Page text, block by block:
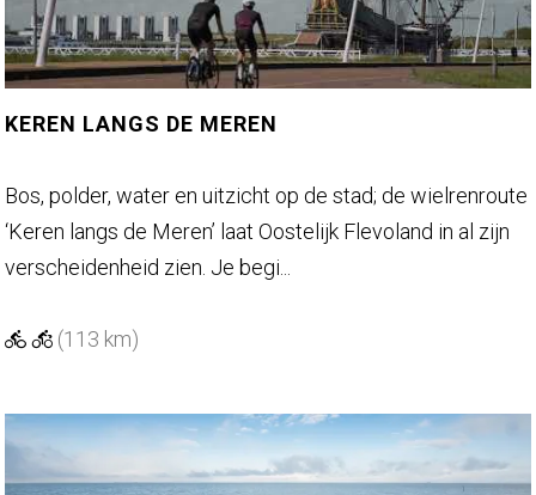
a
n
d
a
p
e
b
k
t
e
L
v
e
n
p
K
W
KEREN LANGS DE MEREN
K
e
r
n
a
n
g
Bos, polder, water en uitzicht op de stad; de wielrenroute
‘Keren langs de Meren’ laat Oostelijk Flevoland in al zijn
verscheidenheid zien. Je begi...
(113 km)